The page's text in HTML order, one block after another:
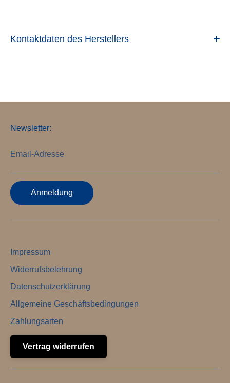
Kontaktdaten des Herstellers
Newsletter:
Email-Adresse
Anmeldung
Impressum
Widerrufsbelehrung
Datenschutzerklärung
Allgemeine Geschäftsbedingungen
Zahlungsarten
Vertrag widerrufen